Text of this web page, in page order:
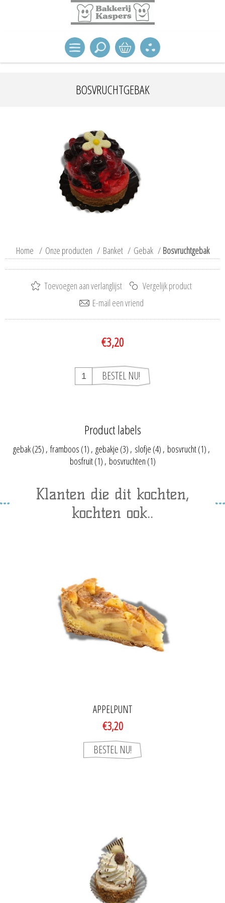
BOSVRUCHTGEBAK
Home / Onze producten / Banket / Gebak / Bosvruchtgebak
€3,20
Product labels
gebak(25) , framboos (1) , gebakje (3) , slofje (4) , bosvrucht(1) ,
bosfruit(1) , bosvruchten (1)
Klanten die dit kochten,
kochten ook..
APPELPUNT
€3,20